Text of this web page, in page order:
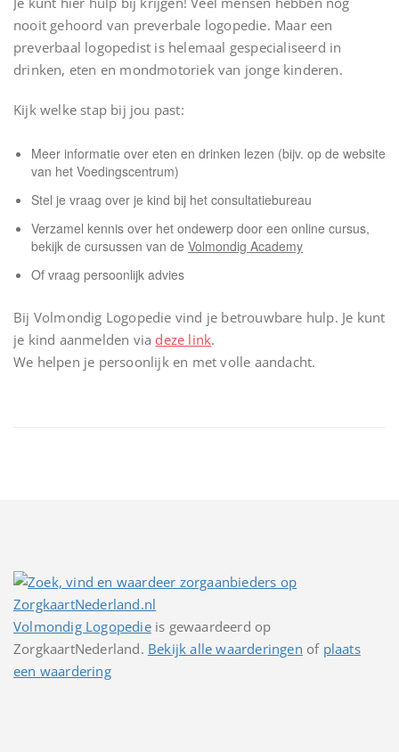
nooit gehoord van preverbale logopedie. Maar een
preverbaal logopedist is helemaal gespecialiseerd in
drinken, eten en mondmotoriek van jonge kinderen.
Kijk welke stap bij jou past:
Meer informatie over eten en drinken lezen (bijv. op de website
van het Voedingscentrum)
Stel je vraag over je kind bij het consultatiebureau
Verzamel kennis over het ondewerp door een online cursus,
bekijk de cursussen van de Volmondig Academy
Of vraag persoonlijk advies
Bij Volmondig Logopedie vind je betrouwbare hulp. Je kunt
je kind aanmelden via deze link.
We helpen je persoonlijk en met volle aandacht.
Volmondig Logopedieis gewaardeerd op
ZorgkaartNederland. Bekijk alle waarderingen of plaats
een waardering